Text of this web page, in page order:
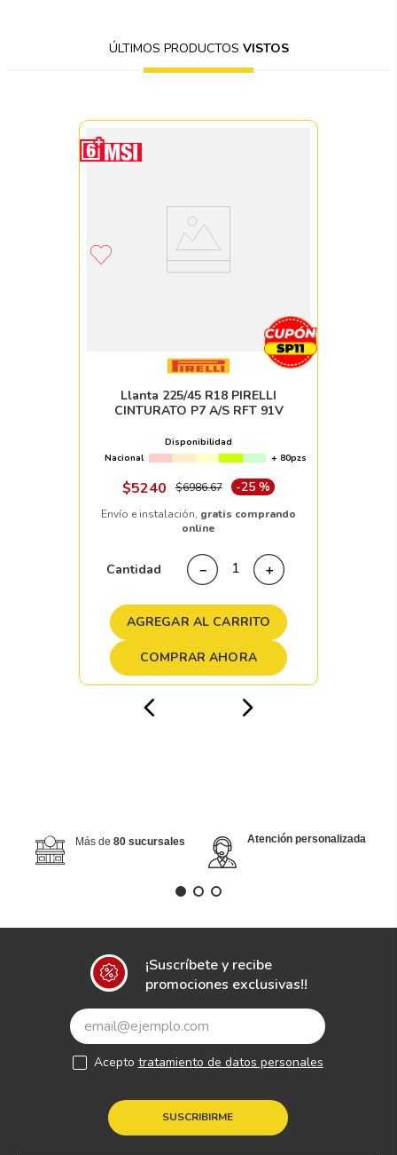
ÚLTIMOS PRODUCTOS VISTOS
Llanta 225/45 R18 PIRELLI
CINTURATO P7 A/S RFT 91V
Disponibilidad
Nacional
+ 80pzs
$5240 $6986.67 -25 %
Envío e instalación, gratis comprando
online
Cantidad ＋
－
AGREGAR AL CARRITO
COMPRAR AHORA
Más de 80 sucursales Atención personalizada
¡Suscríbete y recibe
promociones exclusivas!!
SUSCRIBIRME
Acepto tratamiento de datos personales